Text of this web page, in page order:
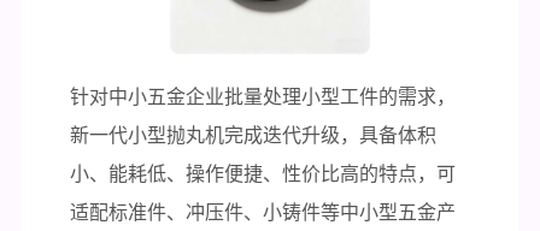
针对中小五金企业批量处理小型工件的需求，
新一代小型抛丸机完成迭代升级，具备体积
小、能耗低、操作便捷、性价比高的特点，可
适配标准件、冲压件、小铸件等中小型五金产